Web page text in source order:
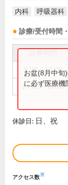
内科 呼吸器科
診療/受付時間
9:00～13:00
14:00～18:00
お盆(8月中旬
に必ず医療機
休診日: 日、祝
アクセス数※